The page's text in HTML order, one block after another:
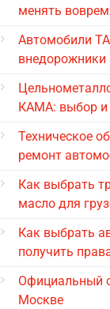
менять
Автомобили
внедорожники
КАМА: выбор и
Техническое
ремонт
Как выбрать
масло для
Как выбрать
получить
Официальный
Москве